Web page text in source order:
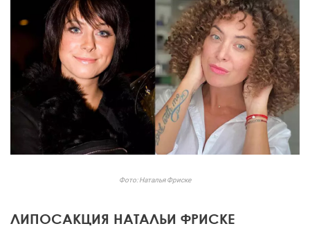
Фото: Наталья Фриске
ЛИПОСАКЦИЯ НАТАЛЬИ ФРИСКЕ